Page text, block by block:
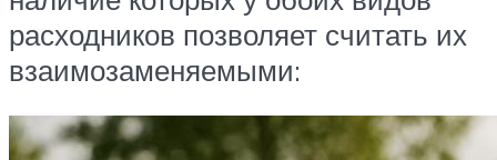
расходников позволяет считать их
взаимозаменяемыми: